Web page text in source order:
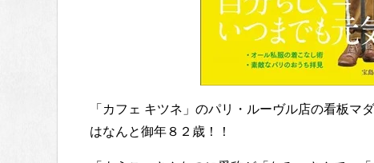
「カフェ キツネ」のパリ・ルーヴル店の看板マ
はなんと御年８２歳！！